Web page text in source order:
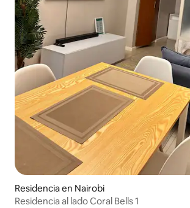
Residencia en Nairobi
Residencia al lado Coral Bells 1